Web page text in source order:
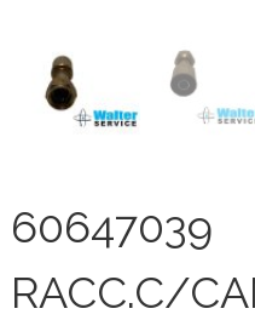
60647039
RACC.C/